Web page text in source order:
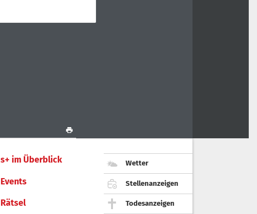
s+ im Überblick
Events
Rätsel
Wetter
Stellenanzeigen
Todesanzeigen